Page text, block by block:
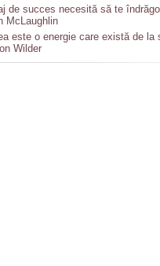
de succes necesită să te
McLaughlin
este o energie care există de
Wilder